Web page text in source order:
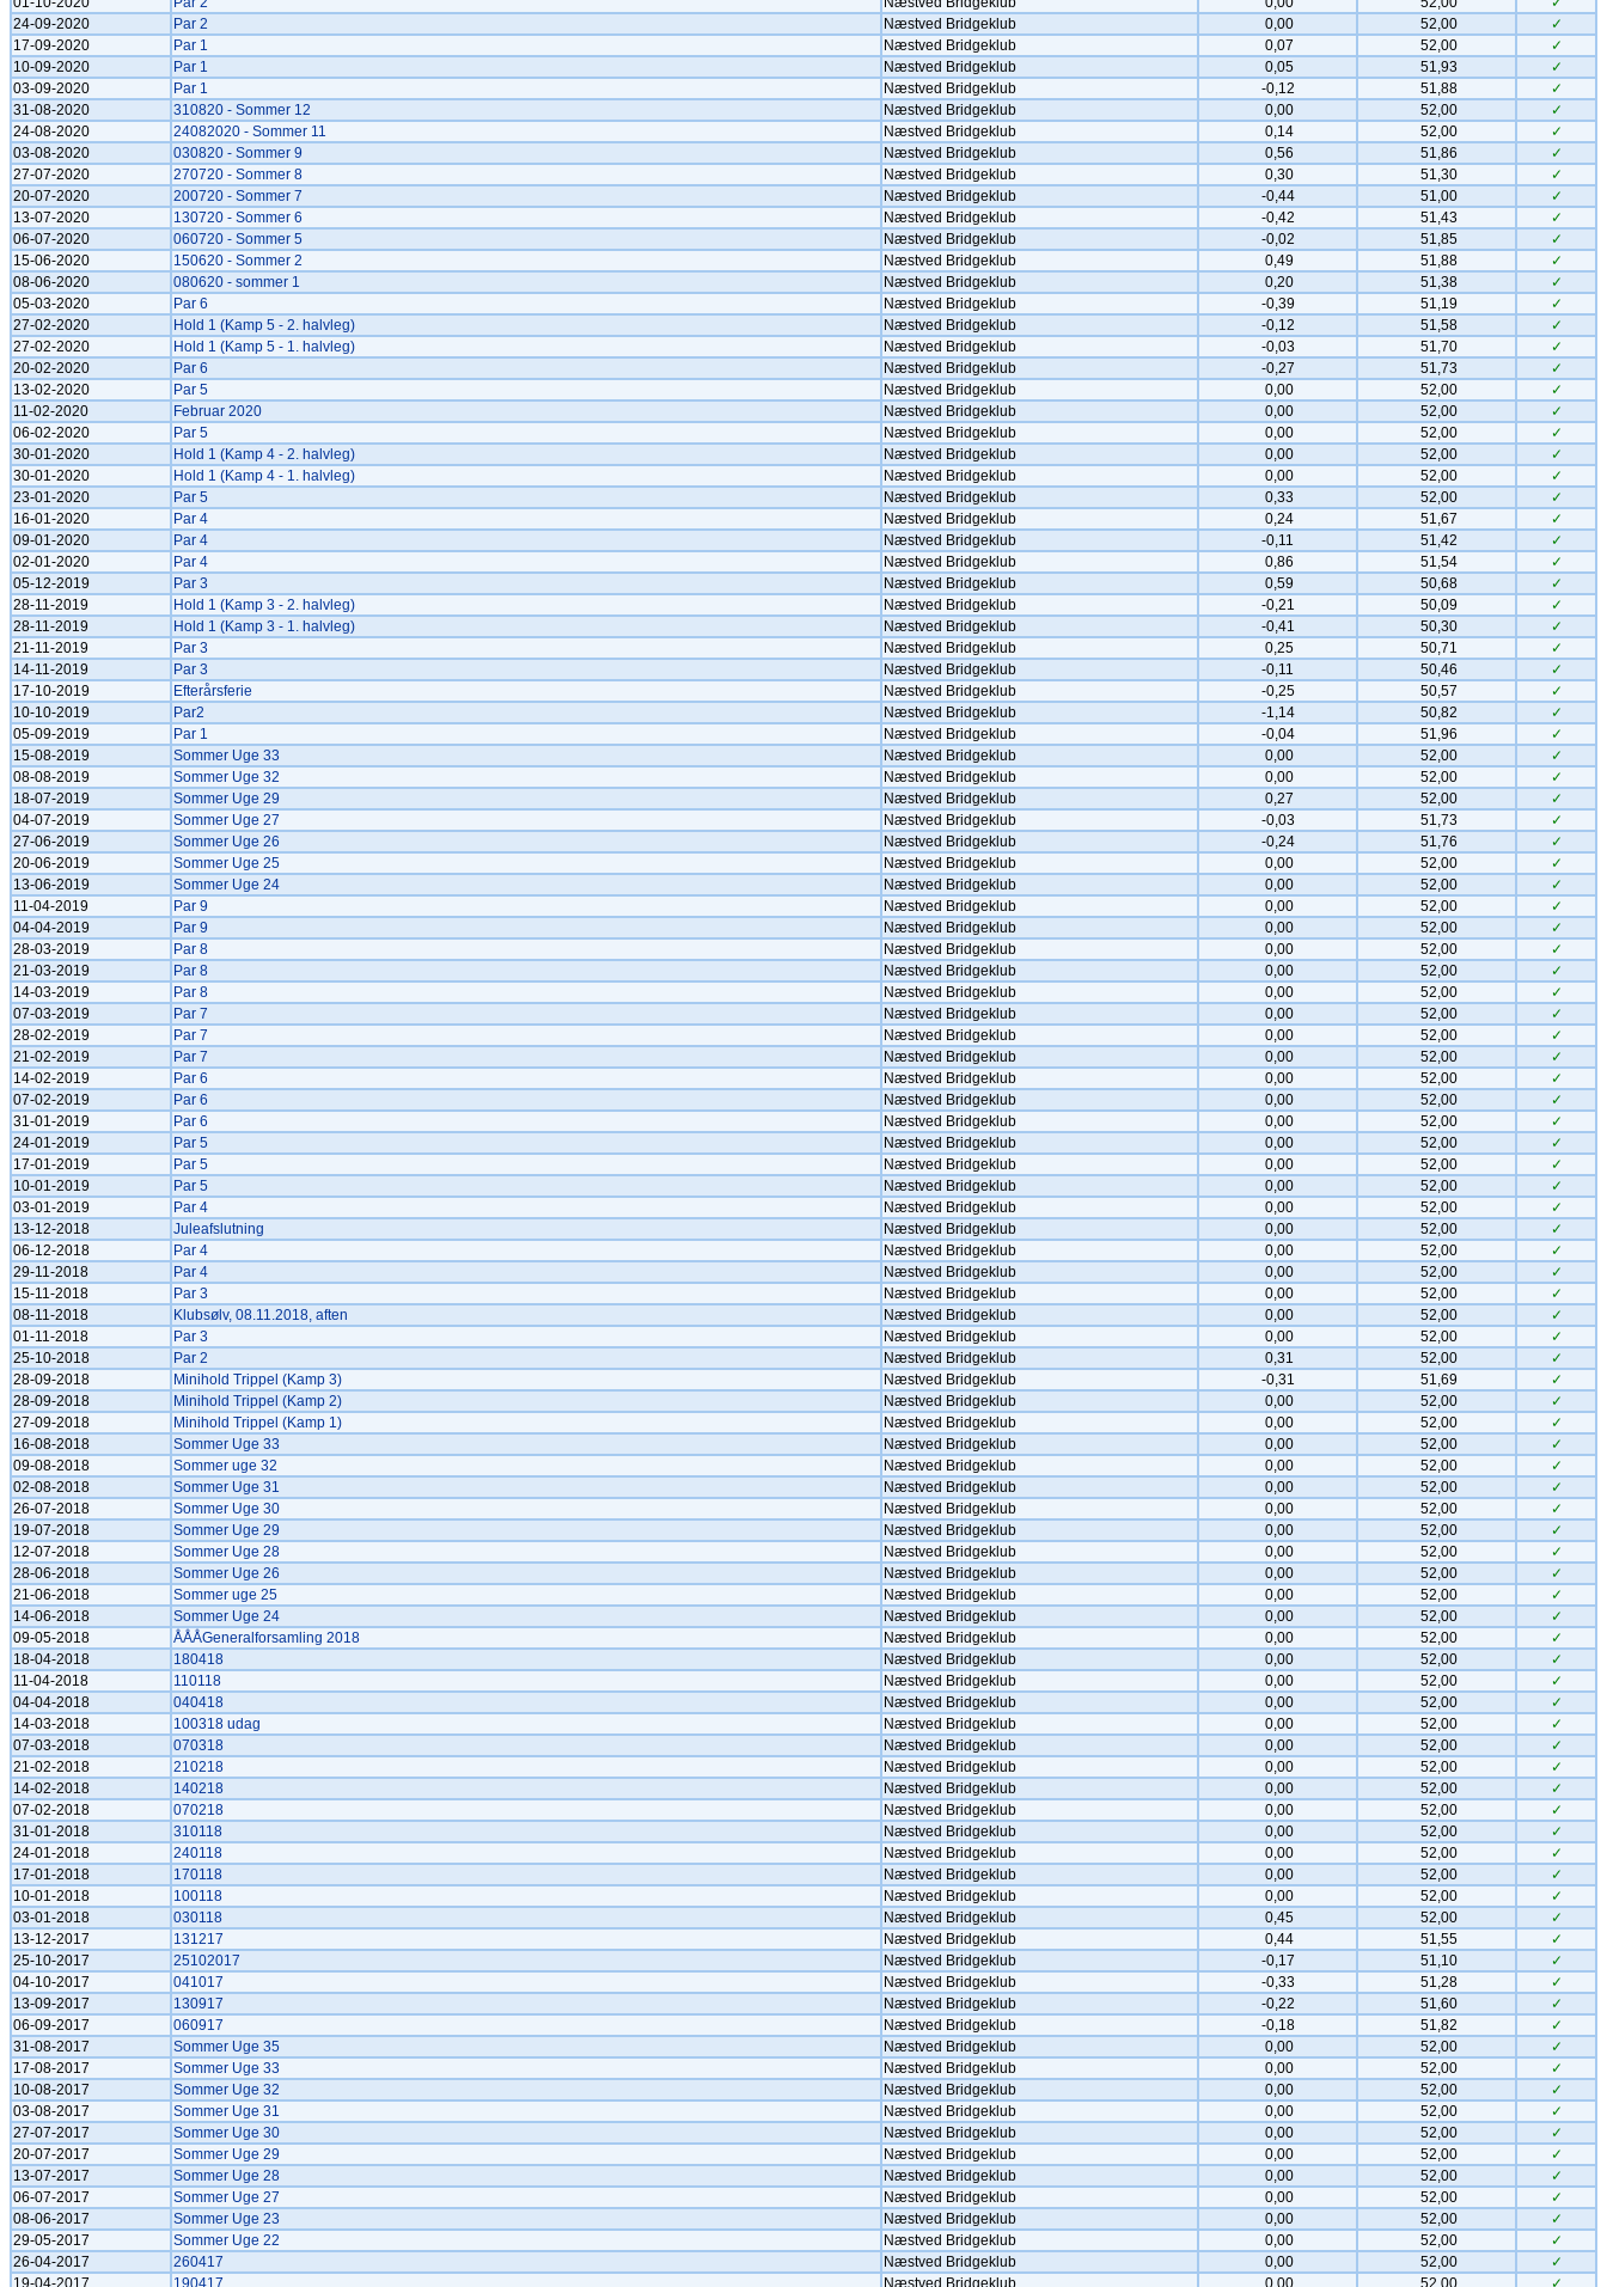
24-09-2020
Par 2 Næstved Bridgeklub 0,00 52,00
✓
17-09-2020
Par 1 Næstved Bridgeklub 0,07 52,00
✓
10-09-2020
Par 1 Næstved Bridgeklub 0,05 51,93
✓
03-09-2020
Par 1 Næstved Bridgeklub -0,12 51,88
✓
31-08-2020
310820 - Sommer 12 Næstved Bridgeklub 0,00 52,00
✓
24-08-2020
24082020 - Sommer 11 Næstved Bridgeklub 0,14 52,00
✓
03-08-2020
030820 - Sommer 9 Næstved Bridgeklub 0,56 51,86
✓
27-07-2020
270720 - Sommer 8 Næstved Bridgeklub 0,30 51,30
✓
20-07-2020
200720 - Sommer 7 Næstved Bridgeklub -0,44 51,00
✓
13-07-2020
130720 - Sommer 6 Næstved Bridgeklub -0,42 51,43
✓
06-07-2020
060720 - Sommer 5 Næstved Bridgeklub -0,02 51,85
✓
15-06-2020
150620 - Sommer 2 Næstved Bridgeklub 0,49 51,88
✓
08-06-2020
080620 - sommer 1 Næstved Bridgeklub 0,20 51,38
✓
05-03-2020
Par 6 Næstved Bridgeklub -0,39 51,19
✓
27-02-2020
Hold 1 (Kamp 5 - 2. halvleg) Næstved Bridgeklub -0,12 51,58
✓
27-02-2020
Hold 1 (Kamp 5 - 1. halvleg) Næstved Bridgeklub -0,03 51,70
✓
20-02-2020
Par 6 Næstved Bridgeklub -0,27 51,73
✓
13-02-2020
Par 5 Næstved Bridgeklub 0,00 52,00
✓
11-02-2020
Februar 2020 Næstved Bridgeklub 0,00 52,00
✓
06-02-2020
Par 5 Næstved Bridgeklub 0,00 52,00
✓
30-01-2020
Hold 1 (Kamp 4 - 2. halvleg) Næstved Bridgeklub 0,00 52,00
✓
30-01-2020
Hold 1 (Kamp 4 - 1. halvleg) Næstved Bridgeklub 0,00 52,00
✓
23-01-2020
Par 5 Næstved Bridgeklub 0,33 52,00
✓
16-01-2020
Par 4 Næstved Bridgeklub 0,24 51,67
✓
09-01-2020
Par 4 Næstved Bridgeklub -0,11 51,42
✓
02-01-2020
Par 4 Næstved Bridgeklub 0,86 51,54
✓
05-12-2019
Par 3 Næstved Bridgeklub 0,59 50,68
✓
28-11-2019
Hold 1 (Kamp 3 - 2. halvleg) Næstved Bridgeklub -0,21 50,09
✓
28-11-2019
Hold 1 (Kamp 3 - 1. halvleg) Næstved Bridgeklub -0,41 50,30
✓
21-11-2019
Par 3 Næstved Bridgeklub 0,25 50,71
✓
14-11-2019
Par 3 Næstved Bridgeklub -0,11 50,46
✓
17-10-2019
Efterårsferie Næstved Bridgeklub -0,25 50,57
✓
10-10-2019
Par2 Næstved Bridgeklub -1,14 50,82
✓
05-09-2019
Par 1 Næstved Bridgeklub -0,04 51,96
✓
15-08-2019
Sommer Uge 33 Næstved Bridgeklub 0,00 52,00
✓
08-08-2019
Sommer Uge 32 Næstved Bridgeklub 0,00 52,00
✓
18-07-2019
Sommer Uge 29 Næstved Bridgeklub 0,27 52,00
✓
04-07-2019
Sommer Uge 27 Næstved Bridgeklub -0,03 51,73
✓
27-06-2019
Sommer Uge 26 Næstved Bridgeklub -0,24 51,76
✓
20-06-2019
Sommer Uge 25 Næstved Bridgeklub 0,00 52,00
✓
13-06-2019
Sommer Uge 24 Næstved Bridgeklub 0,00 52,00
✓
11-04-2019
Par 9 Næstved Bridgeklub 0,00 52,00
✓
04-04-2019
Par 9 Næstved Bridgeklub 0,00 52,00
✓
28-03-2019
Par 8 Næstved Bridgeklub 0,00 52,00
✓
21-03-2019
Par 8 Næstved Bridgeklub 0,00 52,00
✓
14-03-2019
Par 8 Næstved Bridgeklub 0,00 52,00
✓
07-03-2019
Par 7 Næstved Bridgeklub 0,00 52,00
✓
28-02-2019
Par 7 Næstved Bridgeklub 0,00 52,00
✓
21-02-2019
Par 7 Næstved Bridgeklub 0,00 52,00
✓
14-02-2019
Par 6 Næstved Bridgeklub 0,00 52,00
✓
07-02-2019
Par 6 Næstved Bridgeklub 0,00 52,00
✓
31-01-2019
Par 6 Næstved Bridgeklub 0,00 52,00
✓
24-01-2019
Par 5 Næstved Bridgeklub 0,00 52,00
✓
17-01-2019
Par 5 Næstved Bridgeklub 0,00 52,00
✓
10-01-2019
Par 5 Næstved Bridgeklub 0,00 52,00
✓
03-01-2019
Par 4 Næstved Bridgeklub 0,00 52,00
✓
13-12-2018
Juleafslutning Næstved Bridgeklub 0,00 52,00
✓
06-12-2018
Par 4 Næstved Bridgeklub 0,00 52,00
✓
29-11-2018
Par 4 Næstved Bridgeklub 0,00 52,00
✓
15-11-2018
Par 3 Næstved Bridgeklub 0,00 52,00
✓
08-11-2018
Klubsølv, 08.11.2018, aften Næstved Bridgeklub 0,00 52,00
✓
01-11-2018
Par 3 Næstved Bridgeklub 0,00 52,00
✓
25-10-2018
Par 2 Næstved Bridgeklub 0,31 52,00
✓
28-09-2018
Minihold Trippel (Kamp 3) Næstved Bridgeklub -0,31 51,69
✓
28-09-2018
Minihold Trippel (Kamp 2) Næstved Bridgeklub 0,00 52,00
✓
27-09-2018
Minihold Trippel (Kamp 1) Næstved Bridgeklub 0,00 52,00
✓
16-08-2018
Sommer Uge 33 Næstved Bridgeklub 0,00 52,00
✓
09-08-2018
Sommer uge 32 Næstved Bridgeklub 0,00 52,00
✓
02-08-2018
Sommer Uge 31 Næstved Bridgeklub 0,00 52,00
✓
26-07-2018
Sommer Uge 30 Næstved Bridgeklub 0,00 52,00
✓
19-07-2018
Sommer Uge 29 Næstved Bridgeklub 0,00 52,00
✓
12-07-2018
Sommer Uge 28 Næstved Bridgeklub 0,00 52,00
✓
28-06-2018
Sommer Uge 26 Næstved Bridgeklub 0,00 52,00
✓
21-06-2018
Sommer uge 25 Næstved Bridgeklub 0,00 52,00
✓
14-06-2018
Sommer Uge 24 Næstved Bridgeklub 0,00 52,00
✓
09-05-2018
ÅÅÅGeneralforsamling 2018 Næstved Bridgeklub 0,00 52,00
✓
18-04-2018
180418 Næstved Bridgeklub 0,00 52,00
✓
11-04-2018
110118 Næstved Bridgeklub 0,00 52,00
✓
04-04-2018
040418 Næstved Bridgeklub 0,00 52,00
✓
14-03-2018
100318 udag Næstved Bridgeklub 0,00 52,00
✓
07-03-2018
070318 Næstved Bridgeklub 0,00 52,00
✓
21-02-2018
210218 Næstved Bridgeklub 0,00 52,00
✓
14-02-2018
140218 Næstved Bridgeklub 0,00 52,00
✓
07-02-2018
070218 Næstved Bridgeklub 0,00 52,00
✓
31-01-2018
310118 Næstved Bridgeklub 0,00 52,00
✓
24-01-2018
240118 Næstved Bridgeklub 0,00 52,00
✓
17-01-2018
170118 Næstved Bridgeklub 0,00 52,00
✓
10-01-2018
100118 Næstved Bridgeklub 0,00 52,00
✓
03-01-2018
030118 Næstved Bridgeklub 0,45 52,00
✓
13-12-2017
131217 Næstved Bridgeklub 0,44 51,55
✓
25-10-2017
25102017 Næstved Bridgeklub -0,17 51,10
✓
04-10-2017
041017 Næstved Bridgeklub -0,33 51,28
✓
13-09-2017
130917 Næstved Bridgeklub -0,22 51,60
✓
06-09-2017
060917 Næstved Bridgeklub -0,18 51,82
✓
31-08-2017
Sommer Uge 35 Næstved Bridgeklub 0,00 52,00
✓
17-08-2017
Sommer Uge 33 Næstved Bridgeklub 0,00 52,00
✓
10-08-2017
Sommer Uge 32 Næstved Bridgeklub 0,00 52,00
✓
03-08-2017
Sommer Uge 31 Næstved Bridgeklub 0,00 52,00
✓
27-07-2017
Sommer Uge 30 Næstved Bridgeklub 0,00 52,00
✓
20-07-2017
Sommer Uge 29 Næstved Bridgeklub 0,00 52,00
✓
13-07-2017
Sommer Uge 28 Næstved Bridgeklub 0,00 52,00
✓
06-07-2017
Sommer Uge 27 Næstved Bridgeklub 0,00 52,00
✓
08-06-2017
Sommer Uge 23 Næstved Bridgeklub 0,00 52,00
✓
29-05-2017
Sommer Uge 22 Næstved Bridgeklub 0,00 52,00
✓
26-04-2017
260417 Næstved Bridgeklub 0,00 52,00
✓
19-04-2017
190417 Næstved Bridgeklub 0,00 52,00 ✓